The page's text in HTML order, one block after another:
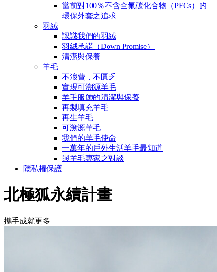
當前對100％不含全氟碳化合物（PFCs）的
環保外套之追求
羽絨
認識我們的羽絨
羽絨承諾（Down Promise）
清潔與保養
羊毛
不浪費，不匱乏
實現可溯源羊毛
羊毛服飾的清潔與保養
再製填充羊毛
再生羊毛
可溯源羊毛
我們的羊毛使命
一萬年的戶外生活羊毛最知道
與羊毛專家之對談
隱私權保護
北極狐永續計畫
攜手成就更多